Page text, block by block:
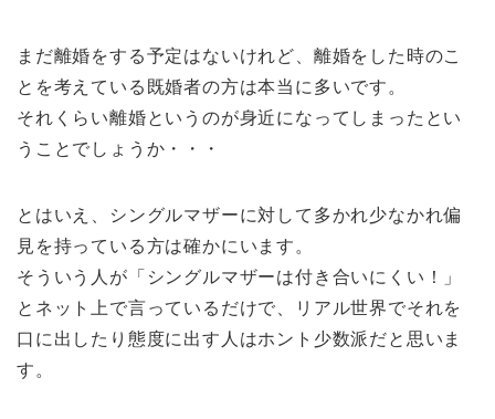
まだ離婚をする予定はないけれど、離婚をした時のこ
とを考えている既婚者の方は本当に多いです。
それくらい離婚というのが身近になってしまったとい
うことでしょうか・・・
とはいえ、シングルマザーに対して多かれ少なかれ偏
見を持っている方は確かにいます。
そういう人が「シングルマザーは付き合いにくい！」
とネット上で言っているだけで、リアル世界でそれを
口に出したり態度に出す人はホント少数派だと思いま
す。